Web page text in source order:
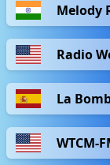
Melody
Radio
La
WTCM-